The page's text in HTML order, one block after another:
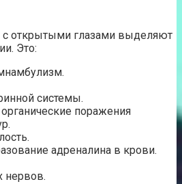
с открытыми глазами выделяют
Это:
системы.
поражения
адреналина в крови.
нервов.